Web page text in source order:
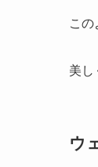
この
美し
ウ